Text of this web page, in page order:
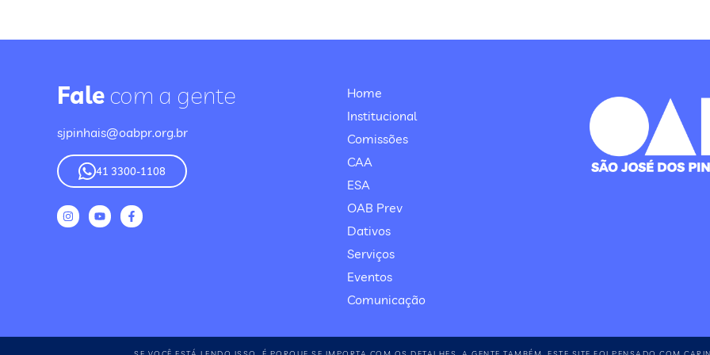
Fale com a gente
sjpinhais@oabpr.org.br
41 3300-1108
Home
Institucional
Comissões
CAA
ESA
OAB Prev
Dativos
Serviços
Eventos
Comunicação